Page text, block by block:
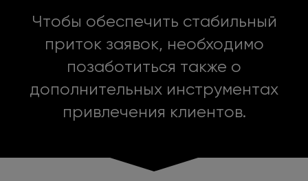
Чтобы обеспечить стабильный
приток заявок, необходимо
позаботиться также о
дополнительных инструментах
привлечения клиентов.